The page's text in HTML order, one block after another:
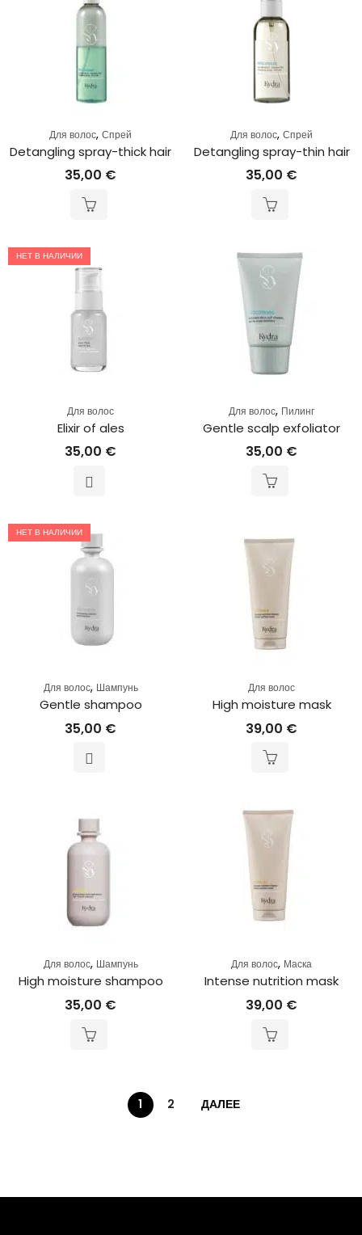
Для волос, Спрей
Detangling spray-thick hair
35,00 €
Для волос, Спрей
Detangling spray-thin hair
35,00 €
НЕТ В НАЛИЧИИ
Для волос
Elixir of ales
35,00 €
Для волос, Пилинг
Gentle scalp exfoliator
35,00 €
НЕТ В НАЛИЧИИ
Для волос, Шампунь
Gentle shampoo
35,00 €
Для волос
High moisture mask
39,00 €
Для волос, Шампунь
High moisture shampoo
35,00 €
Для волос, Маска
Intense nutrition mask
39,00 €
1 2 ДАЛЕЕ